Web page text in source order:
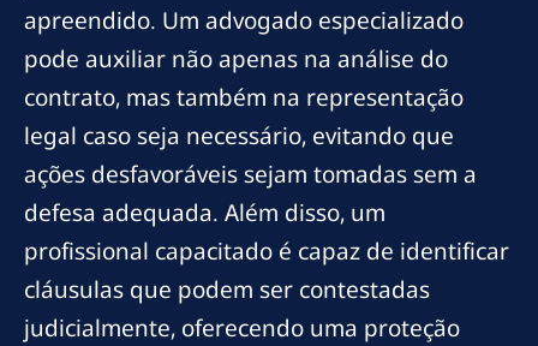
apreendido. Um advogado especializado
pode auxiliar não apenas na análise do
contrato, mas também na representação
legal caso seja necessário, evitando que
ações desfavoráveis sejam tomadas sem a
defesa adequada. Além disso, um
profissional capacitado é capaz de identificar
cláusulas que podem ser contestadas
judicialmente, oferecendo uma proteção